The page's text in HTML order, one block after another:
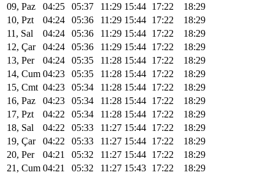
09, Paz
04:25 05:37 11:29 15:44 17:22
18:29
10, Pzt
04:24 05:36 11:29 15:44 17:22
18:29
11, Sal
04:24 05:36 11:29 15:44 17:22
18:29
12, Çar
04:24 05:36 11:29 15:44 17:22
18:29
13, Per
04:24 05:35 11:28 15:44 17:22
18:29
14, Cum 04:23 05:35 11:28 15:44 17:22
18:29
15, Cmt 04:23 05:34 11:28 15:44 17:22
18:29
16, Paz
04:23 05:34 11:28 15:44 17:22
18:29
17, Pzt
04:22 05:34 11:28 15:44 17:22
18:29
18, Sal
04:22 05:33 11:27 15:44 17:22
18:29
19, Çar
04:22 05:33 11:27 15:44 17:22
18:29
20, Per
04:21 05:32 11:27 15:44 17:22
18:29
21, Cum 04:21 05:32 11:27 15:43 17:22
18:29